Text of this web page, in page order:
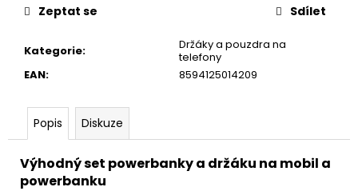
Kategorie:
Držáky a pouzdra na
telefony
EAN: 8594125014209
Zeptat se Sdílet
Popis Diskuze
Výhodný set powerbanky a držáku na mobil a
powerbanku